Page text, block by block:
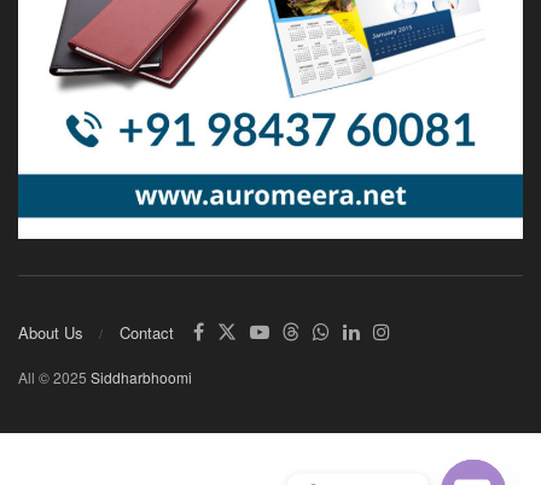
About Us Contact
All © 2025 Siddharbhoomi